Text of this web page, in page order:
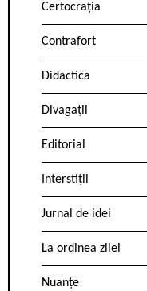
Certocrația
Contrafort
Didactica
Divagații
Editorial
Interstiții
Jurnal de idei
La ordinea zilei
Nuanțe